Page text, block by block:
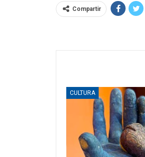
Compartir
CULTURA